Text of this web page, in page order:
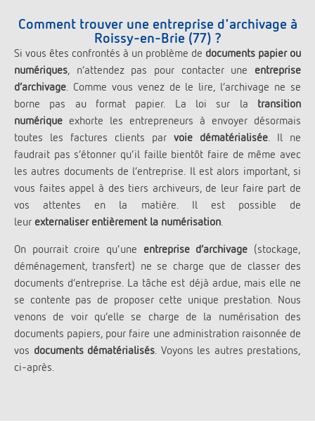
Comment trouver une entreprise d'archivage à
Roissy-en-Brie (77) ?
Si vous êtes confrontés à un problème de documents papier ou
numériques, n’attendez pas pour contacter une entreprise
d’archivage. Comme vous venez de le lire, l’archivage ne se
borne pas au format papier. La loi sur la transition
numérique exhorte les entrepreneurs à envoyer désormais
toutes les factures clients par voie dématérialisée. Il ne
faudrait pas s’étonner qu’il faille bientôt faire de même avec
les autres documents de l’entreprise. Il est alors important, si
vous faites appel à des tiers archiveurs, de leur faire part de
vos attentes en la matière. Il est possible de
leur externaliser entièrement la numérisation.
On pourrait croire qu’une entreprise d’archivage (stockage,
déménagement, transfert) ne se charge que de classer des
documents d’entreprise. La tâche est déjà ardue, mais elle ne
se contente pas de proposer cette unique prestation. Nous
venons de voir qu’elle se charge de la numérisation des
documents papiers, pour faire une administration raisonnée de
vos documents dématérialisés . Voyons les autres prestations,
ci-après.